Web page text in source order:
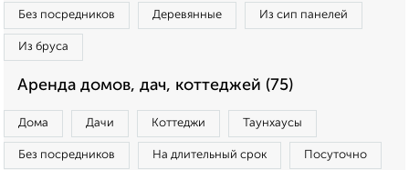
Без посредников Деревянные Из сип панелей
Из бруса
Аренда домов, дач, коттеджей (75)
Дома Дачи Коттеджи Таунхаусы
Без посредников На длительный срок Посуточно